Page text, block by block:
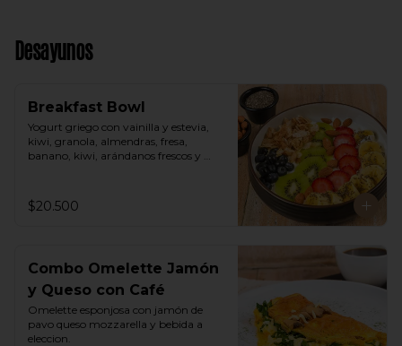
Desayunos
Breakfast Bowl
Yogurt griego con vainilla y estevia,
kiwi, granola, almendras, fresa,
banano, kiwi, arándanos frescos y
$20.500
Combo Omelette Jamón
y Queso con Café
Omelette esponjosa con jamón de
pavo queso mozzarella y bebida a
eleccion.